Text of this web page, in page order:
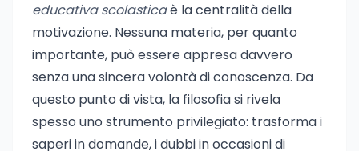
educativa scolasticaè la centralità della
motivazione. Nessuna materia, per quanto
importante, può essere appresa davvero
senza una sincera volontà di conoscenza. Da
questo punto di vista, la filosofia si rivela
spesso uno strumento privilegiato: trasforma i
saperi in domande, i dubbi in occasioni di